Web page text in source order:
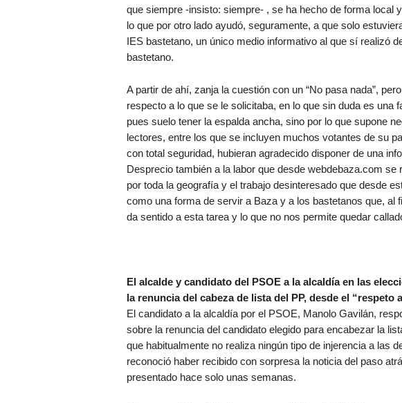
que siempre -insisto: siempre- , se ha hecho de forma local
lo que por otro lado ayudó, seguramente, a que solo
IES bastetano, un único medio informativo al que sí realizó
bastetano.
A partir de ahí, zanja la cuestión con un “No pasa nada”,
respecto a lo que se le solicitaba, en lo que sin duda es una
pues suelo tener la espalda ancha, sino por lo que supone
lectores, entre los que se incluyen muchos votantes de su
con total seguridad, hubieran agradecido disponer de una
Desprecio también a la labor que desde webdebaza.com se
por toda la geografía y el trabajo desinteresado que desde
como una forma de servir a Baza y a los bastetanos que, al
da sentido a esta tarea y lo que no nos permite quedar
El alcalde y candidato del PSOE a la alcaldía en las
la renuncia del cabeza de lista del PP, desde el
El candidato a la alcaldía por el PSOE, Manolo Gavilán,
sobre la renuncia del candidato elegido para encabezar la
que habitualmente no realiza ningún tipo de injerencia a las
reconoció haber recibido con sorpresa la noticia del paso
presentado hace solo unas semanas.